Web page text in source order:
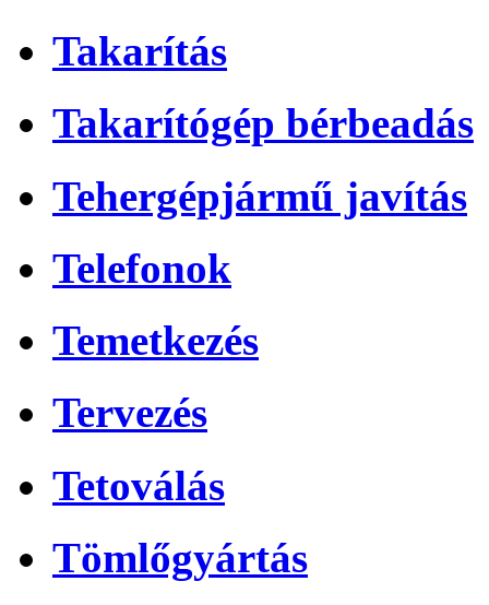
Takarítás
Takarítógép bérbeadás
Tehergépjármű javítás
Telefonok
Temetkezés
Tervezés
Tetoválás
Tömlőgyártás